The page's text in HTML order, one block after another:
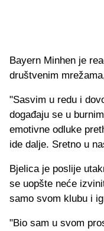
Bayern Minhen je
društvenim
"Sasvim u redu i
događaju se u
emotivne odluke
ide dalje. Sretno u
Bjelica je poslije
se uopšte neće
samo svom klubu i
"Bio sam u svom